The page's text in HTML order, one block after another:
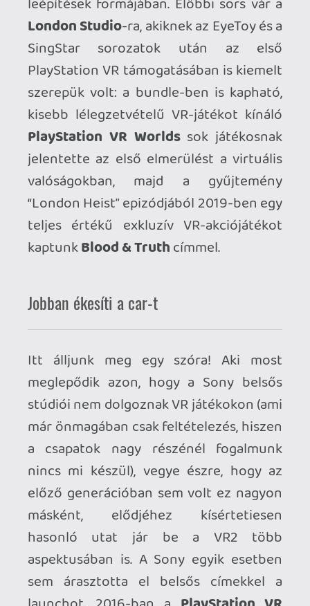
Itt álljunk meg egy szóra! Aki most
meglepődik azon, hogy a Sony belsős
stúdiói nem dolgoznak VR játékokon (ami
már önmagában csak feltételezés, hiszen
a csapatok nagy részénél fogalmunk
nincs mi készül), vegye észre, hogy az
előző generációban sem volt ez nagyon
másként, elődjéhez kísértetiesen
hasonló utat jár be a VR2 több
aspektusában is. A Sony egyik esetben
sem árasztotta el belsős címekkel a
launchot, 2016-ban a
PlayStation VR
Worlds-ön kívül a csupán a Guerilla
Cambridge“RIGS”című, mérsékelt sikert
arató exkluzívja erősítette a belsős címek
Psygnosis) aGuerilla közreműködésével
egyetlen belsős VR-címként a
Call of the Mountain-el indította a
azóta szintén bezárt Evolution Studios
próbálta meg az autóverenyzést minden
korábbinál valóságosabbá tenni a
Driveclub VR-al, a Polyphony Digital a
Gran Turismo Sport kezdetleges és
erősen limitált VR-módja után (ami
tekinthető a VR-fejlesztés
“autósiskolájának” számukra) aGran
Turismo 7-el, pontosabban a fejlesztés
korai szakaszától implantált teljes körű
VR-támogatással, egy brutális system
sellert tett le az asztalra, amelyért
önmagában megéri bárkinek egy
PlayStation VR2-be befektetni, ha egy
kicsit is rajong a száguldásért.